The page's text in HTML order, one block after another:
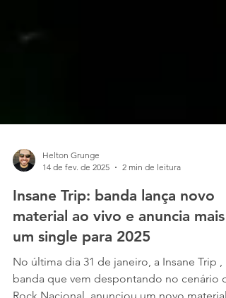
14 de fev. de 2025
2 min de leitura
Insane Trip: banda lança novo
material ao vivo e anuncia mais
um single para 2025
No última dia 31 de janeiro, a Insane Trip ,